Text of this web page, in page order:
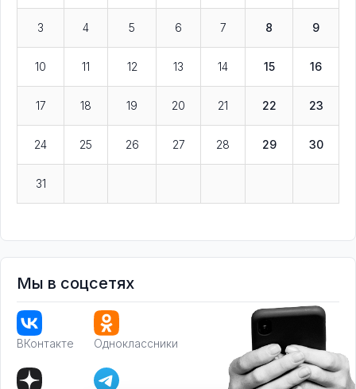
3 4 5 6 7 8 9
10 11 12 13 14 15 16
17 18 19 20 21 22 23
24 25 26 27 28 29 30
31
Мы в соцсетях
ВКонтакте Одноклассники